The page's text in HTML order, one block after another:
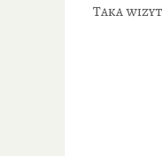
Taka